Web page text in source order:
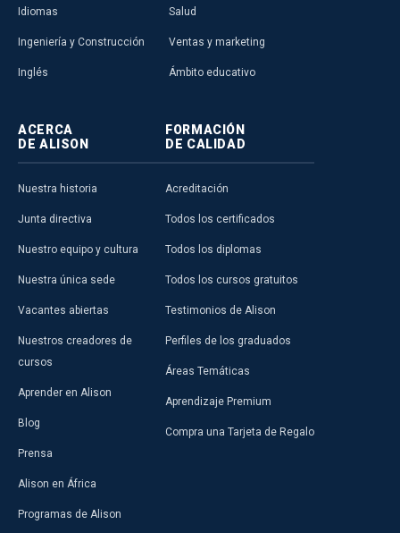
Idiomas
Ingeniería y Construcción
Inglés
Salud
Ventas y marketing
Ámbito educativo
ACERCA
DE ALISON
Nuestra historia
Junta directiva
Nuestro equipo y cultura
Nuestra única sede
Vacantes abiertas
Nuestros creadores de
cursos
Aprender en Alison
Blog
Prensa
Alison en África
Programas de Alison
FORMACIÓN
DE CALIDAD
Acreditación
Todos los certificados
Todos los diplomas
Todos los cursos gratuitos
Testimonios de Alison
Perfiles de los graduados
Áreas Temáticas
Aprendizaje Premium
Compra una Tarjeta de Regalo